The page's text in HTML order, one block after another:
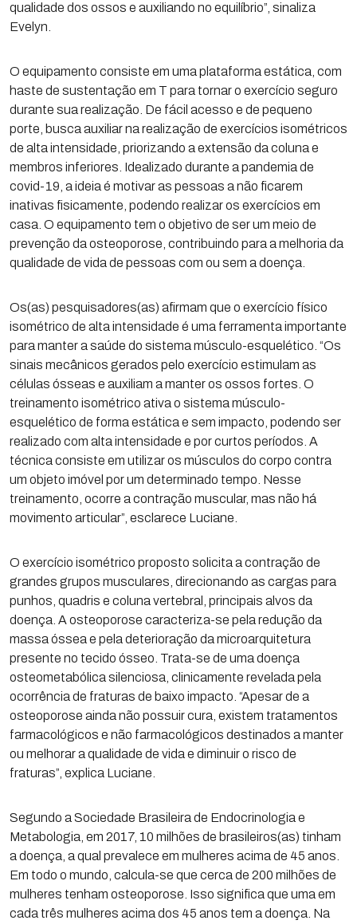
qualidade dos ossos e auxiliando no equilíbrio”, sinaliza
Evelyn.
O equipamento consiste em uma plataforma estática, com
haste de sustentação em T para tornar o exercício seguro
durante sua realização. De fácil acesso e de pequeno
porte, busca auxiliar na realização de exercícios isométricos
de alta intensidade, priorizando a extensão da coluna e
membros inferiores. Idealizado durante a pandemia de
covid-19, a ideia é motivar as pessoas a não ficarem
inativas fisicamente, podendo realizar os exercícios em
casa. O equipamento tem o objetivo de ser um meio de
prevenção da osteoporose, contribuindo para a melhoria da
qualidade de vida de pessoas com ou sem a doença.
Os(as) pesquisadores(as) afirmam que o exercício físico
isométrico de alta intensidade é uma ferramenta importante
para manter a saúde do sistema músculo-esquelético. “Os
sinais mecânicos gerados pelo exercício estimulam as
células ósseas e auxiliam a manter os ossos fortes. O
treinamento isométrico ativa o sistema músculo-
esquelético de forma estática e sem impacto, podendo ser
realizado com alta intensidade e por curtos períodos. A
técnica consiste em utilizar os músculos do corpo contra
um objeto imóvel por um determinado tempo. Nesse
treinamento, ocorre a contração muscular, mas não há
movimento articular”, esclarece Luciane.
O exercício isométrico proposto solicita a contração de
grandes grupos musculares, direcionando as cargas para
punhos, quadris e coluna vertebral, principais alvos da
doença. A osteoporose caracteriza-se pela redução da
massa óssea e pela deterioração da microarquitetura
presente no tecido ósseo. Trata-se de uma doença
osteometabólica silenciosa, clinicamente revelada pela
ocorrência de fraturas de baixo impacto. “Apesar de a
osteoporose ainda não possuir cura, existem tratamentos
farmacológicos e não farmacológicos destinados a manter
ou melhorar a qualidade de vida e diminuir o risco de
fraturas”, explica Luciane.
Segundo a Sociedade Brasileira de Endocrinologia e
Metabologia, em 2017, 10 milhões de brasileiros(as) tinham
a doença, a qual prevalece em mulheres acima de 45 anos.
Em todo o mundo, calcula-se que cerca de 200 milhões de
mulheres tenham osteoporose. Isso significa que uma em
cada três mulheres acima dos 45 anos tem a doença. Na